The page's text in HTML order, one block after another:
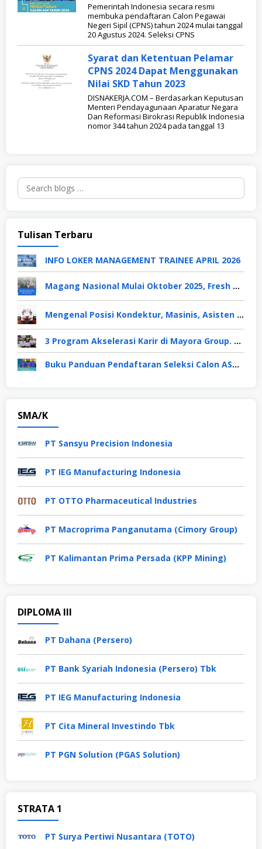
Pemerintah Indonesia secara resmi
membuka pendaftaran Calon Pegawai
Negeri Sipil (CPNS) tahun 2024 mulai tanggal
20 Agustus 2024. Seleksi CPNS
Syarat dan Ketentuan Pelamar
CPNS 2024 Dapat Menggunakan
Nilai SKD Tahun 2023
DISNAKERJA.COM – Berdasarkan Keputusan
Menteri Pendayagunaan Aparatur Negara
Dan Reformasi Birokrasi Republik Indonesia
nomor 344 tahun 2024 pada tanggal 13
Search
for:
Tulisan Terbaru
INFO LOKER MANAGEMENT TRAINEE APRIL 2026
Magang Nasional Mulai Oktober 2025, Fresh Graduate Dapat Gaji UMP Selama 6 Bulan
Mengenal Posisi Kondektur, Masinis, Asisten PPKA, Pemeliharaan Sarana dan Prasarana, Polsuska (Polisi Khusus Kereta Api), di PT KAI
3 Program Akselerasi Karir di Mayora Group. Apa Saja? Berikut Penjelasannya
Buku Panduan Pendaftaran Seleksi Calon ASN TA 2024
SMA/K
PT Sansyu Precision Indonesia
PT IEG Manufacturing Indonesia
PT OTTO Pharmaceutical Industries
PT Macroprima Panganutama (Cimory Group)
PT Kalimantan Prima Persada (KPP Mining)
DIPLOMA III
PT Dahana (Persero)
PT Bank Syariah Indonesia (Persero) Tbk
PT IEG Manufacturing Indonesia
PT Cita Mineral Investindo Tbk
PT PGN Solution (PGAS Solution)
STRATA 1
PT Surya Pertiwi Nusantara (TOTO)